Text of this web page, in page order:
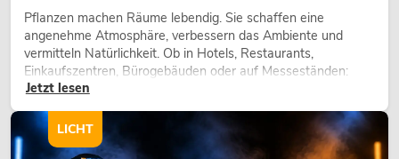
Pflanzen machen Räume lebendig. Sie schaffen eine
angenehme Atmosphäre, verbessern das Ambiente und
vermitteln Natürlichkeit. Ob in Hotels, Restaurants,
Einkaufszentren, Bürogebäuden oder auf Messeständen:
eine hochwertige Begrünung gehört heute längst zum
Jetzt lesen
LICHT